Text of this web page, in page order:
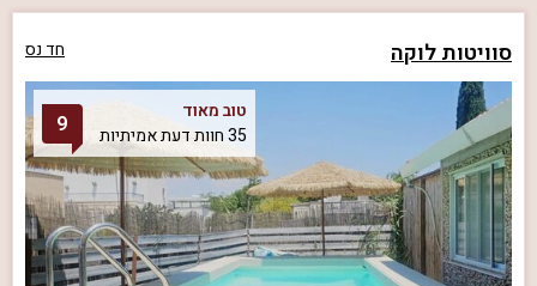
סוויטות לוקה חד נס
טוב מאוד
35 חוות דעת אמיתיות
9